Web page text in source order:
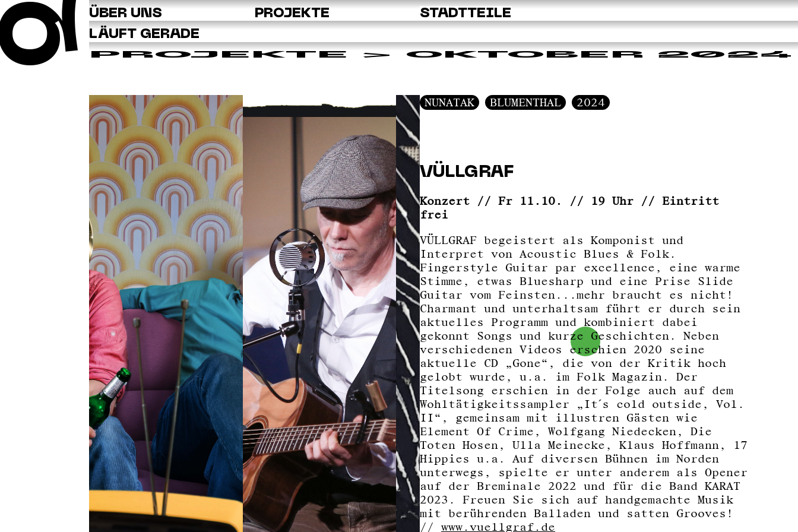
ÜBER UNS PROJEKTE
STADTTEILE
LÄUFT GERADE
PROJEKTE > OKTOBER 2024
NUNATAK BLUMENTHAL 2024
VÜLLGRAF
Konzert // Fr 11.10. // 19 Uhr // Eintritt
frei
VÜLLGRAF begeistert als Komponist und
Interpret von Acoustic Blues & Folk.
Fingerstyle Guitar par excellence, eine warme
Stimme, etwas Bluesharp und eine Prise Slide
Guitar vom Feinsten...mehr braucht es nicht!
Charmant und unterhaltsam führt er durch sein
aktuelles Programm und kombiniert dabei
gekonnt Songs und kurze Geschichten. Neben
verschiedenen Videos erschien 2020 seine
aktuelle CD „Gone“, die von der Kritik hoch
gelobt wurde, u.a. im Folk Magazin. Der
Titelsong erschien in der Folge auch auf dem
Wohltätigkeitssampler „It´s cold outside, Vol.
II“, gemeinsam mit illustren Gästen wie
Element Of Crime, Wolfgang Niedecken, Die
Toten Hosen, Ulla Meinecke, Klaus Hoffmann, 17
Hippies u.a. Auf diversen Bühnen im Norden
unterwegs, spielte er unter anderem als Opener
auf der Breminale 2022 und für die Band KARAT
2023. Freuen Sie sich auf handgemachte Musik
mit berührenden Balladen und satten Grooves!
// www.vuellgraf.de